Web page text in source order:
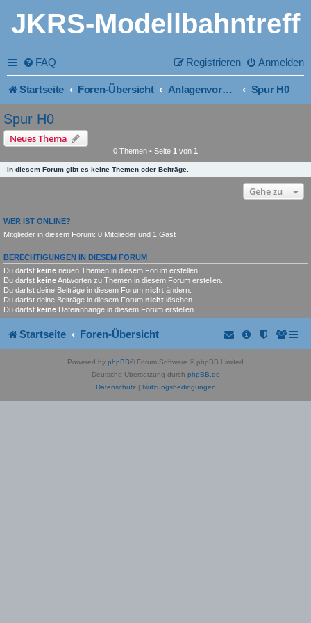
JKRS-Modellbahntreff
FAQ Anmelden
Registrieren
Startseite Foren-Übersicht Anlagenvorstellung der Mitglieder nach Spurweiten Spur H0
Spur H0
Neues Thema
0 Themen • Seite 1 von 1
In diesem Forum gibt es keine Themen oder Beiträge.
Gehe zu
WER IST ONLINE?
Mitglieder in diesem Forum: 0 Mitglieder und 1 Gast
BERECHTIGUNGEN IN DIESEM FORUM
Du darfst keine neuen Themen in diesem Forum erstellen.
Du darfst keineAntworten zu Themen in diesem Forum erstellen.
Du darfst deine Beiträge in diesem Forum nicht ändern.
Du darfst deine Beiträge in diesem Forum nicht löschen.
Du darfst keine Dateianhänge in diesem Forum erstellen.
Startseite Foren-Übersicht
Powered by phpBB® Forum Software © phpBB Limited
Deutsche Übersetzung durch phpBB.de
Datenschutz| Nutzungsbedingungen